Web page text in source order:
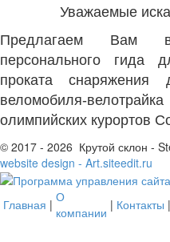
Уважаемые
Предлагаем Вам
персонального гида
проката снаряжения
веломобиля-
олимпийских курортов
© 2017 - 2026 Крутой склон -
website design - Art.siteedit.ru
Главная | О
компании | Контакты |